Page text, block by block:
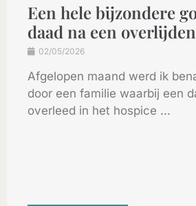
Een hele bijzondere
daad na een overlijden
02/05/2026
Afgelopen maand werd ik
door een familie waarbij een
overleed in het hospice ...